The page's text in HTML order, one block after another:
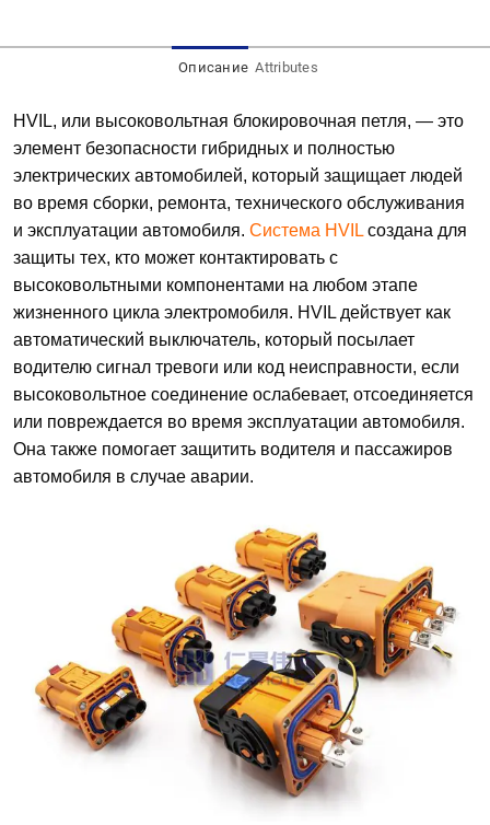
Описание Attributes
HVIL, или высоковольтная блокировочная петля, — это
элемент безопасности гибридных и полностью
электрических автомобилей, который защищает людей
во время сборки, ремонта, технического обслуживания
и эксплуатации автомобиля. Система HVIL создана для
защиты тех, кто может контактировать с
высоковольтными компонентами на любом этапе
жизненного цикла электромобиля. HVIL действует как
автоматический выключатель, который посылает
водителю сигнал тревоги или код неисправности, если
высоковольтное соединение ослабевает, отсоединяется
или повреждается во время эксплуатации автомобиля.
Она также помогает защитить водителя и пассажиров
автомобиля в случае аварии.